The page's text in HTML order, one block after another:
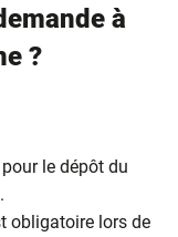
à
?
le dépôt du
obligatoire lors de